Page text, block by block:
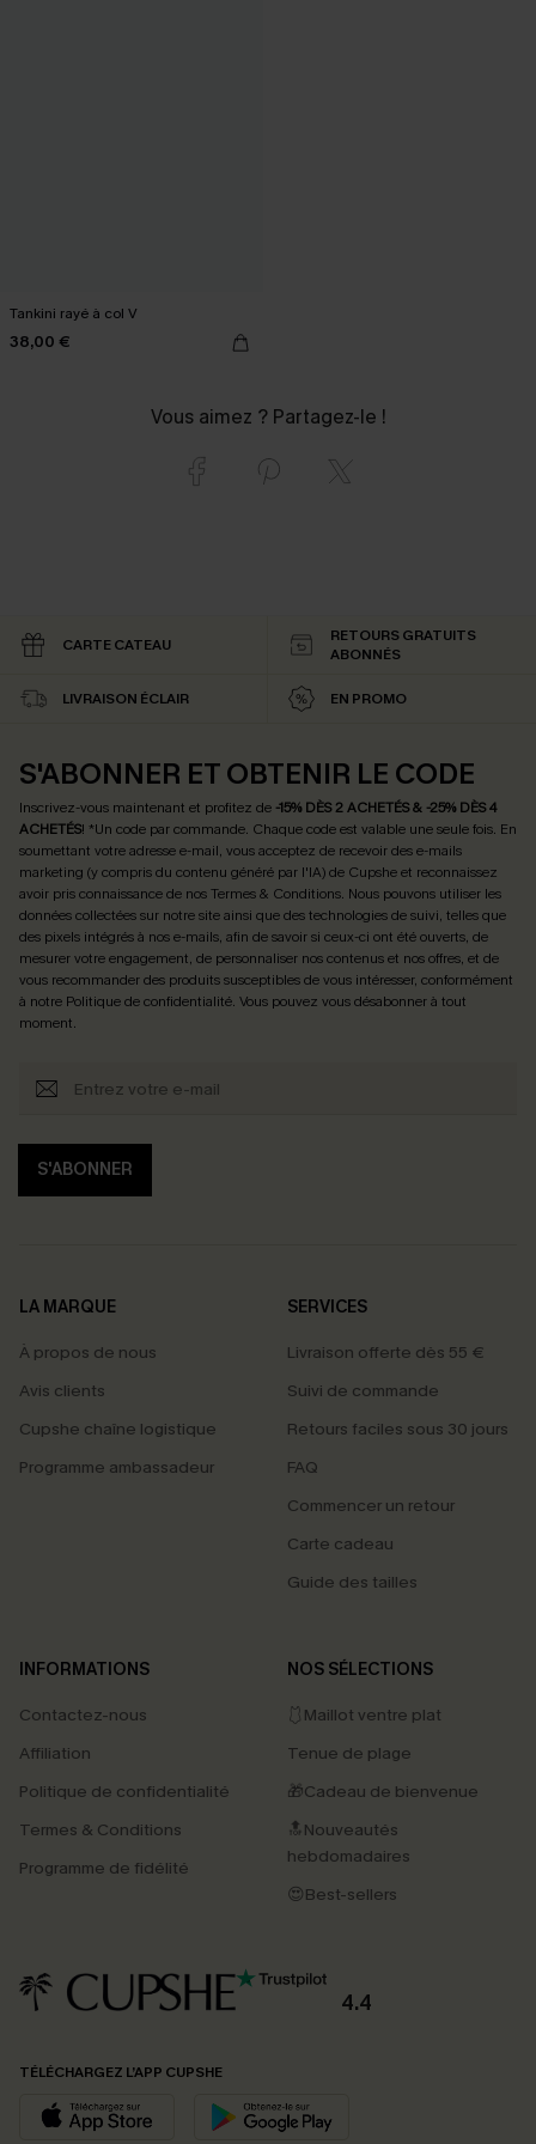
Tankini rayé à col V
38,00 €
Vous aimez ? Partagez-le !
CARTE CATEAU
RETOURS GRATUITS
ABONNÉS
LIVRAISON ÉCLAIR EN PROMO
S'ABONNER ET OBTENIR LE CODE
Inscrivez-vous maintenant et profitez de -15% DÈS 2 ACHETÉS & -25% DÈS 4
ACHETÉS! *Un code par commande. Chaque code est valable une seule fois. En
soumettant votre adresse e-mail, vous acceptez de recevoir des e-mails
marketing (y compris du contenu généré par l'IA) de Cupshe et reconnaissez
avoir pris connaissance de nosTermes & Conditions. Nous pouvons utiliser les
données collectées sur notre site ainsi que des technologies de suivi, telles que
des pixels intégrés à nos e-mails, afin de savoir si ceux-ci ont été ouverts, de
mesurer votre engagement, de personnaliser nos contenus et nos offres, et de
vous recommander des produits susceptibles de vous intéresser, conformément
à notre Politique de confidentialité. Vous pouvez vous désabonner à tout
moment.
S'ABONNER
LA MARQUE
À propos de nous
Avis clients
Cupshe chaîne logistique
Programme ambassadeur
SERVICES
Livraison offerte dès 55 €
Suivi de commande
Retours faciles sous 30 jours
FAQ
Commencer un retour
Carte cadeau
Guide des tailles
INFORMATIONS
Contactez-nous
Affiliation
Politique de confidentialité
Termes & Conditions
Programme de fidélité
NOS SÉLECTIONS
🩱Maillot ventre plat
Tenue de plage
🎁Cadeau de bienvenue
🔝Nouveautés
hebdomadaires
😍Best-sellers
4.4
TÉLÉCHARGEZ L’APP CUPSHE